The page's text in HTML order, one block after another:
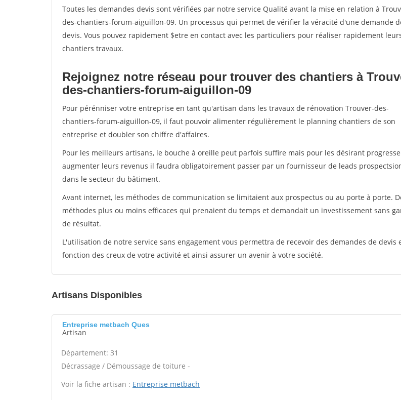
Toutes les demandes devis sont vérifiées par notre service Qualité avant la mise en relation à
des-chantiers-forum-aiguillon-09. Un processus qui permet de vérifier la véracité d'une demande
devis. Vous pouvez rapidement $etre en contact avec les particuliers pour réaliser rapidement
chantiers travaux.
Rejoignez notre réseau pour trouver des chantiers à
des-chantiers-forum-aiguillon-09
Pour pérénniser votre entreprise en tant qu'artisan dans les travaux de rénovation Trouver-des-
chantiers-forum-aiguillon-09, il faut pouvoir alimenter régulièrement le planning chantiers de son
entreprise et doubler son chiffre d'affaires.
Pour les meilleurs artisans, le bouche à oreille peut parfois suffire mais pour les désirant
augmenter leurs revenus il faudra obligatoirement passer par un fournisseur de leads
dans le secteur du bâtiment.
Avant internet, les méthodes de communication se limitaient aux prospectus ou au porte à porte.
méthodes plus ou moins efficaces qui prenaient du temps et demandait un investissement sans
de résultat.
L'utilisation de notre service sans engagement vous permettra de recevoir des demandes de devis
fonction des creux de votre activité et ainsi assurer un avenir à votre société.
Artisans Disponibles
Entreprise metbach Ques
Artisan
Département: 31
Décrassage / Démoussage de toiture -
Voir la fiche artisan : Entreprise metbach